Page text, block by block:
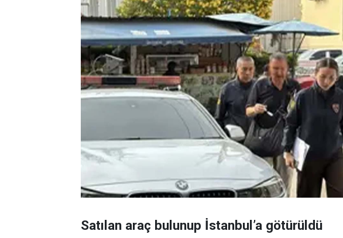
Satılan araç bulunup İstanbul’a götürüldü